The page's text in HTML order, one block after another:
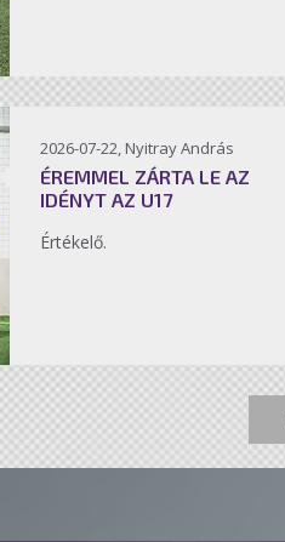
2026-07-22, Nyitray András
ÉREMMEL ZÁRTA LE AZ
IDÉNYT AZ U17
Értékelő.